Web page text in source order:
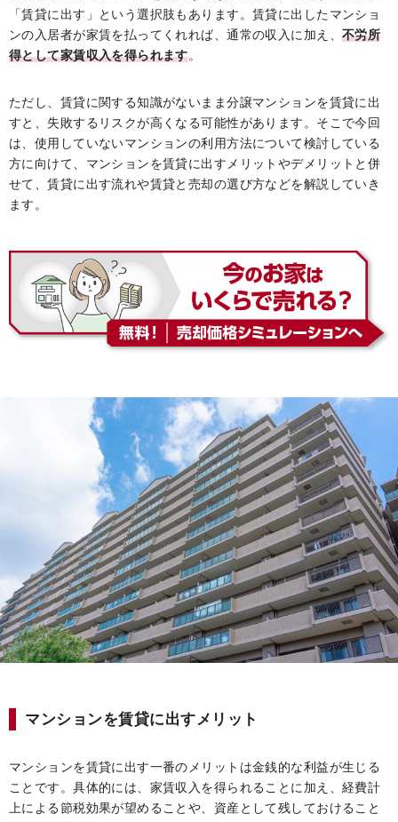
「賃貸に出す」という選択肢もあります。賃貸に出したマンショ
ンの入居者が家賃を払ってくれれば、通常の収入に加え、 不労所
得として家賃収入を得られます。
ただし、賃貸に関する知識がないまま分譲マンションを賃貸に出
すと、失敗するリスクが高くなる可能性があります。そこで今回
は、使用していないマンションの利用方法について検討している
方に向けて、マンションを賃貸に出すメリットやデメリットと併
せて、賃貸に出す流れや賃貸と売却の選び方などを解説していき
ます。
マンションを賃貸に出すメリット
マンションを賃貸に出す一番のメリットは金銭的な利益が生じる
ことです。具体的には、家賃収入を得られることに加え、経費計
上による節税効果が望めることや、資産として残しておけること